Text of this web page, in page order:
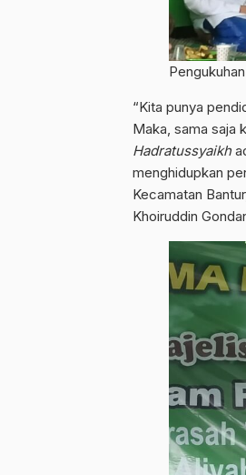
“Kita punya
Maka, sama saja
Hadratussyaikh
menghidupkan
Kecamatan
Khoiruddin